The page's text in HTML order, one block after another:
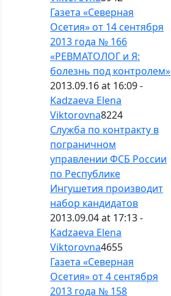
Газета «Северная
Осетия» от 14 сентября
2013 года № 166
«РЕВМАТОЛОГ и Я:
болезнь под контролем»
2013.09.16 at 16:09 -
Kadzaeva Elena
Viktorovna8224
Служба по контракту в
пограничном
управлении ФСБ России
по Республике
Ингушетия производит
набор кандидатов
2013.09.04 at 17:13 -
Kadzaeva Elena
Viktorovna4655
Газета «Северная
Осетия» от 4 сентября
2013 года № 158